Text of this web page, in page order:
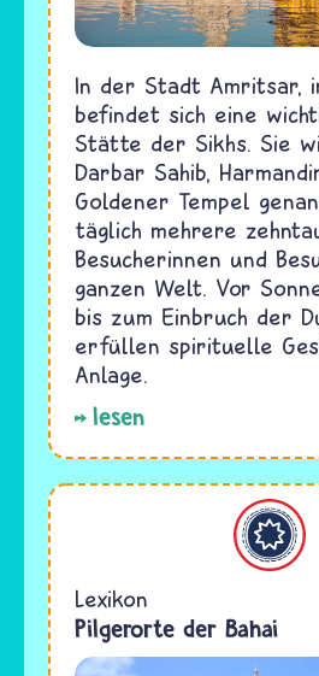
In der Stadt Amritsar,
befindet sich eine
Stätte der Sikhs. Sie
Darbar Sahib,
Goldener Tempel
täglich mehrere
Besucherinnen und
ganzen Welt. Vor
bis zum Einbruch der
erfüllen spirituelle
Anlage.
lesen
Bahaitum
Lexikon
Pilgerorte der Bahai